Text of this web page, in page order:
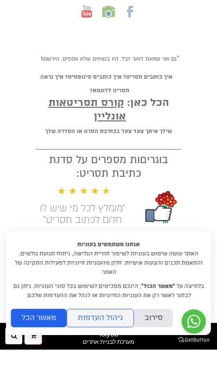
*גם אני שונאת דואר זבל. היו בטוחים שלא אספים. הירשמו!
איך כותבים תסריט? איך כותבים סינופסיס? איך נראה
תסריט לדוגמא?
הכל כאן: קורס תסריטאות
אונליין
שילך איתך צעד צעד בכתיבת הסרט או הסדרה שלך
בוגריםות מספרים על סדנת
כתיבת תסריט:
★ ★ ★ ★ ★
"מומלץ לכל מי שיש לו
חלום לכתוב תסריט"
לימודי תסריטאות וסטוריטלינג עם
דניאלה דורון
DraftRishon@gmail.com
folyou
מערכת לבניית אתרים
ההזמנה
אנחנו משתמשים בעוגיות
האתר עושה שימוש בעוגיות לשיפור חוויית הגלישה, ניתוח תנועת גולשים,
והתאמת תכנים והצעות אישיות. חלק מהעוגיות חיוניות לפעילות התקינה של
האתר.
בלחיצה על “מאשר הכול”, הינכם מסכימים לשימוש בכל סוגי העוגיות. ניתן גם
לבחור לאשר רק את העוגיות החיוניות או לנהל את ההעדפות שלכם.
סירוב ניהול העדפות מאשר הכל